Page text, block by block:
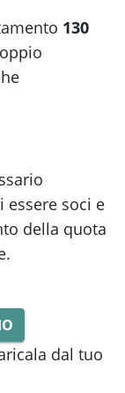
130
essere soci e
della quota
dal tuo